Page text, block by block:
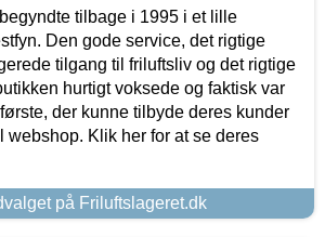
tilbage i 1995 i et lille
Den gode service, det rigtige
tilgang til friluftsliv og det rigtige
hurtigt voksede og faktisk var
der kunne tilbyde deres kunder
webshop. Klik her for at se deres
på Friluftslageret.dk